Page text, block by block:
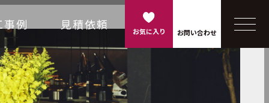
例 見積依頼
お気に入り お問い合わせ